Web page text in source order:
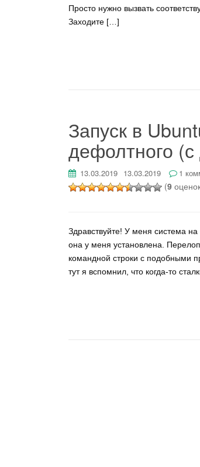
Просто нужно вызвать
Заходите […]
Запуск в
дефолтного
13.03.2019 13.03.2019 1
(9
Здравствуйте! У меня система
она у меня установлена.
командной строки с подобными
тут я вспомнил, что когда-то